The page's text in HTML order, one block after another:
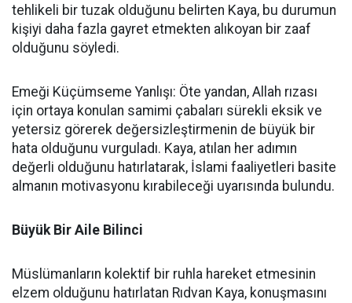
tehlikeli bir tuzak olduğunu belirten Kaya, bu durumun
kişiyi daha fazla gayret etmekten alıkoyan bir zaaf
olduğunu söyledi.
Emeği Küçümseme Yanlışı: Öte yandan, Allah rızası
için ortaya konulan samimi çabaları sürekli eksik ve
yetersiz görerek değersizleştirmenin de büyük bir
hata olduğunu vurguladı. Kaya, atılan her adımın
değerli olduğunu hatırlatarak, İslami faaliyetleri basite
almanın motivasyonu kırabileceği uyarısında bulundu.
Büyük Bir Aile Bilinci
Müslümanların kolektif bir ruhla hareket etmesinin
elzem olduğunu hatırlatan Rıdvan Kaya, konuşmasını